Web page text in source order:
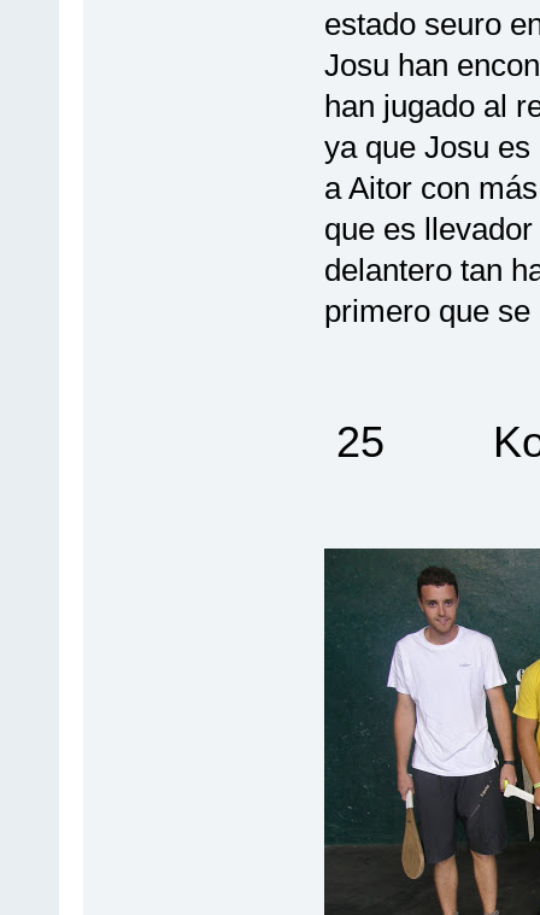
estado seuro
Josu han
han jugado al
ya que Josu
a Aitor con
que es
delantero tan
primero que
25